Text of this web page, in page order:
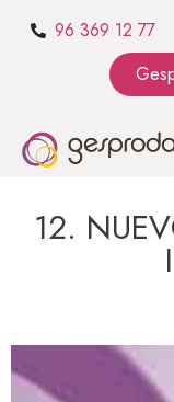
96 369 12 77
12.